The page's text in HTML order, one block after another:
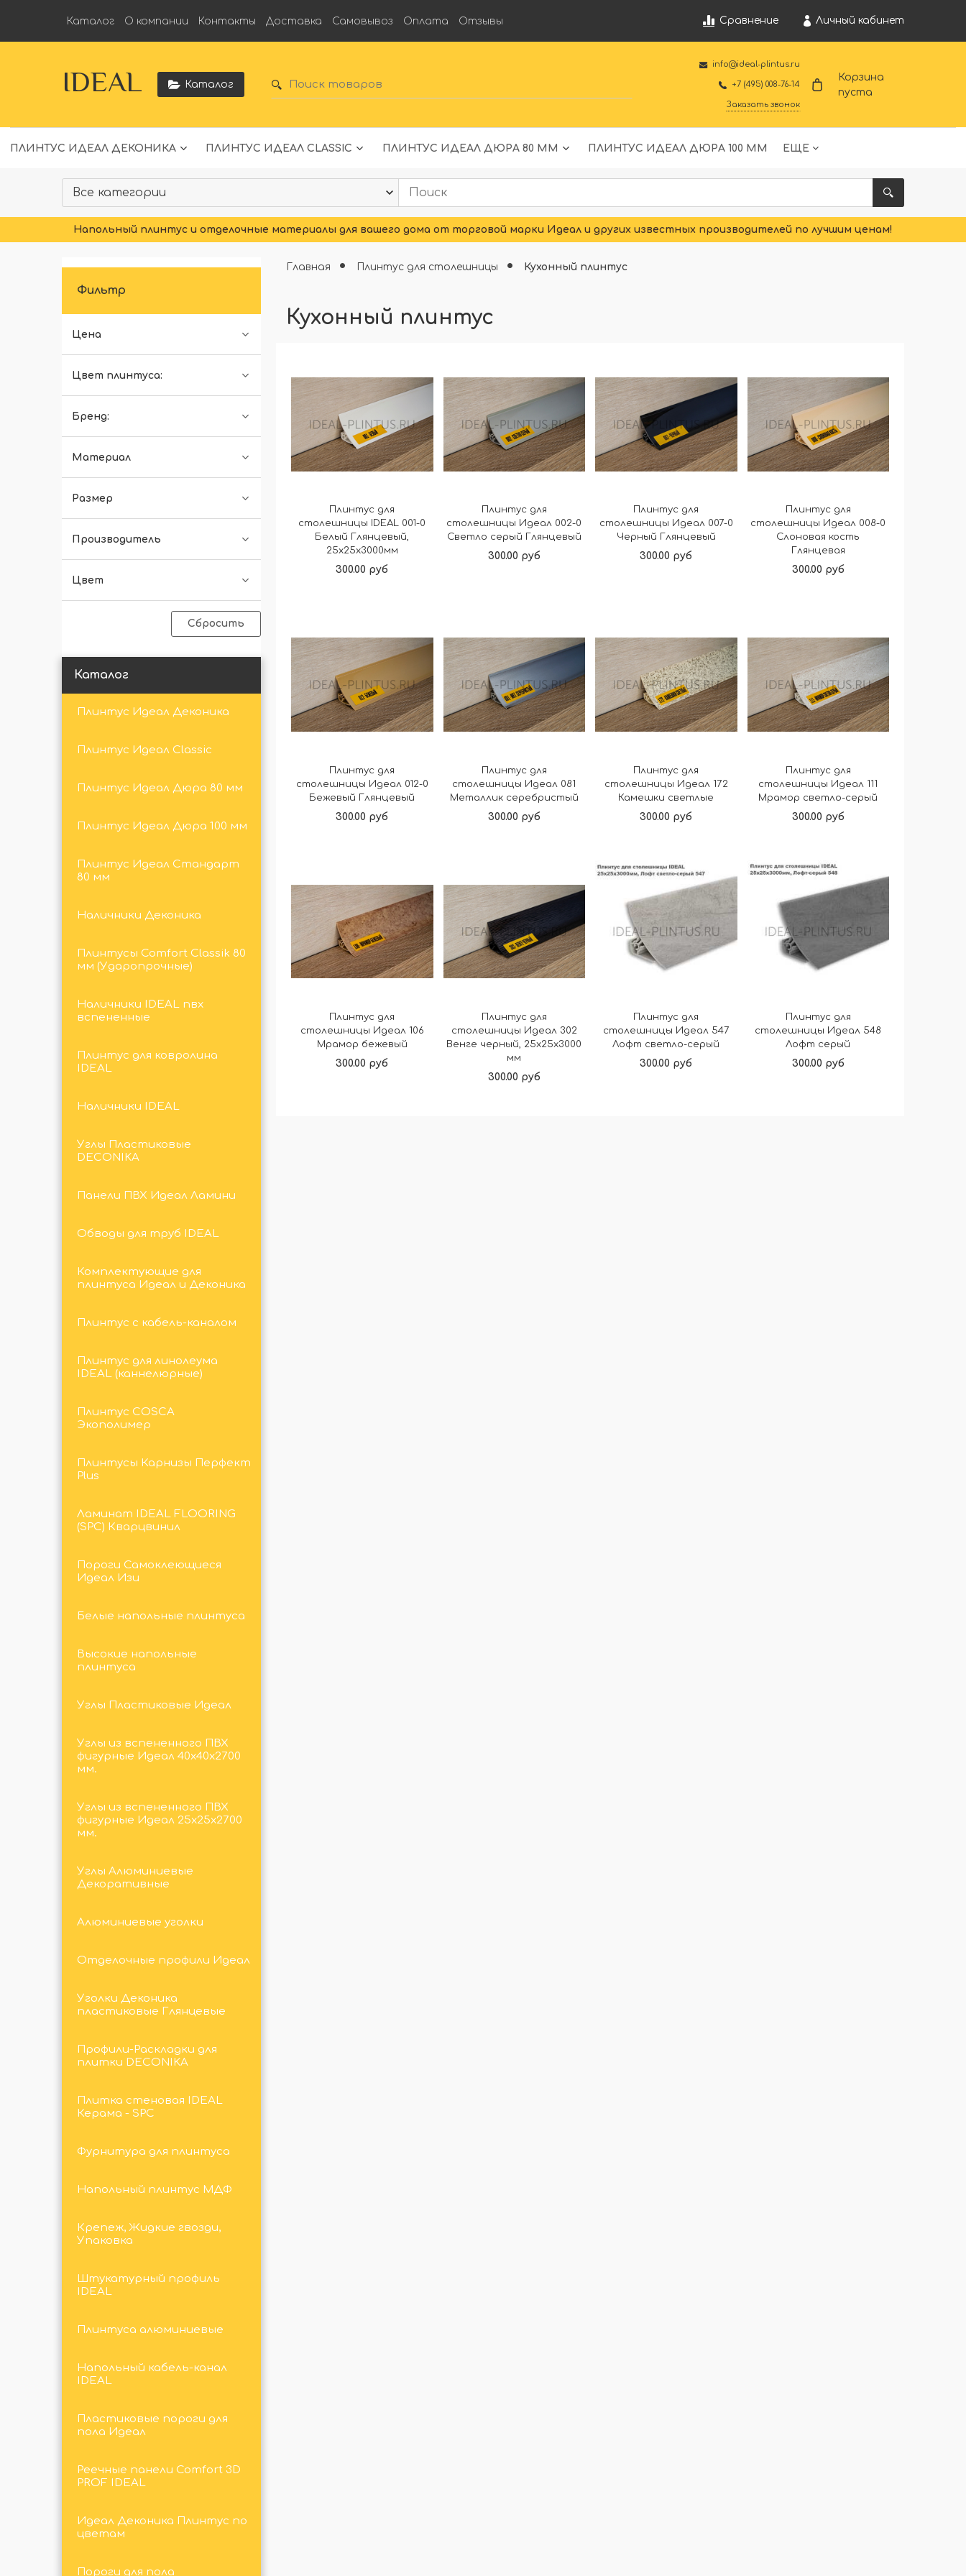
Сравнение Личный кабинет
Каталог О компании Контакты Доставка Самовывоз Оплата Отзывы
IDEAL Каталог
info@ideal-plintus.ru
+7 (495) 008-76-14
Заказать звонок
Корзина
пуста
ПЛИНТУС ИДЕАЛ ДЕКОНИКА ПЛИНТУС ИДЕАЛ CLASSIC ПЛИНТУС ИДЕАЛ ДЮРА 80 ММ ПЛИНТУС ИДЕАЛ ДЮРА 100 ММ ЕЩЕ
Напольный плинтус и отделочные материалы для вашего дома от торговой марки Идеал и других известных производителей по лучшим ценам!
Фильтр
Цена
Цвет плинтуса:
Бренд:
Материал
Размер
Производитель
Цвет
Сбросить
Каталог
Плинтус Идеал Деконика
Плинтус Идеал Classic
Плинтус Идеал Дюра 80 мм
Плинтус Идеал Дюра 100 мм
Плинтус Идеал Стандарт
80 мм
Наличники Деконика
Плинтусы Comfort Classik 80
мм (Ударопрочные)
Наличники IDEAL пвх
вспененные
Плинтус для ковролина
IDEAL
Наличники IDEAL
Углы Пластиковые
DECONIKA
Панели ПВХ Идеал Ламини
Обводы для труб IDEAL
Комплектующие для
плинтуса Идеал и Деконика
Плинтус с кабель-каналом
Плинтус для линолеума
IDEAL (каннелюрные)
Плинтус COSCA
Экополимер
Плинтусы Карнизы Перфект
Plus
Ламинат IDEAL FLOORING
(SPC) Кварцвинил
Пороги Самоклеющиеся
Идеал Изи
Белые напольные плинтуса
Высокие напольные
плинтуса
Углы Пластиковые Идеал
Углы из вспененного ПВХ
фигурные Идеал 40х40х2700
мм.
Углы из вспененного ПВХ
фигурные Идеал 25х25х2700
мм.
Углы Алюминиевые
Декоративные
Алюминиевые уголки
Отделочные профили Идеал
Уголки Деконика
пластиковые Глянцевые
Профили-Раскладки для
плитки DECONIKA
Плитка стеновая IDEAL
Керама - SPC
Фурнитура для плинтуса
Напольный плинтус МДФ
Крепеж, Жидкие гвозди,
Упаковка
Штукатурный профиль
IDEAL
Плинтуса алюминиевые
Напольный кабель-канал
IDEAL
Пластиковые пороги для
пола Идеал
Реечные панели Comfort 3D
PROF IDEAL
Идеал Деконика Плинтус по
цветам
Пороги для пола
Главная Плинтус для столешницы Кухонный плинтус
Кухонный плинтус
Плинтус для
столешницы IDEAL 001-0
Белый Глянцевый,
25x25x3000мм
300.00 руб
Плинтус для
столешницы Идеал 002-0
Светло серый Глянцевый
300.00 руб
Плинтус для
столешницы Идеал 007-0
Черный Глянцевый
300.00 руб
Плинтус для
столешницы Идеал 008-0
Слоновая кость
Глянцевая
300.00 руб
Плинтус для
столешницы Идеал 012-0
Бежевый Глянцевый
300.00 руб
Плинтус для
столешницы Идеал 081
Металлик серебристый
300.00 руб
Плинтус для
столешницы Идеал 172
Камешки светлые
300.00 руб
Плинтус для
столешницы Идеал 111
Мрамор светло-серый
300.00 руб
Плинтус для
столешницы Идеал 106
Мрамор бежевый
300.00 руб
Плинтус для
столешницы Идеал 302
Венге черный, 25x25x3000
мм
300.00 руб
Плинтус для
столешницы Идеал 547
Лофт светло-серый
300.00 руб
Плинтус для
столешницы Идеал 548
Лофт серый
300.00 руб